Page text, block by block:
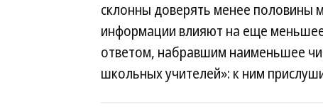
склонны доверять менее половины
информации влияют на еще
ответом, набравшим наименьшее
школьных учителей»: к ним